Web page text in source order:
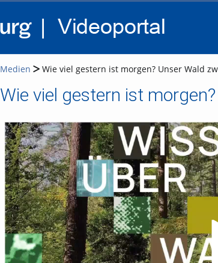
Medien Wie viel gestern ist morgen? Unser Wald